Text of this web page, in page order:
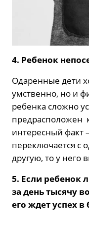
4. Ребенок
Одаренные дети
умственно, но и
ребенка сложно
предрасположен
интересный факт
переключается с
другую, то у него
5. Если ребенок
за день тысячу
его ждет успех